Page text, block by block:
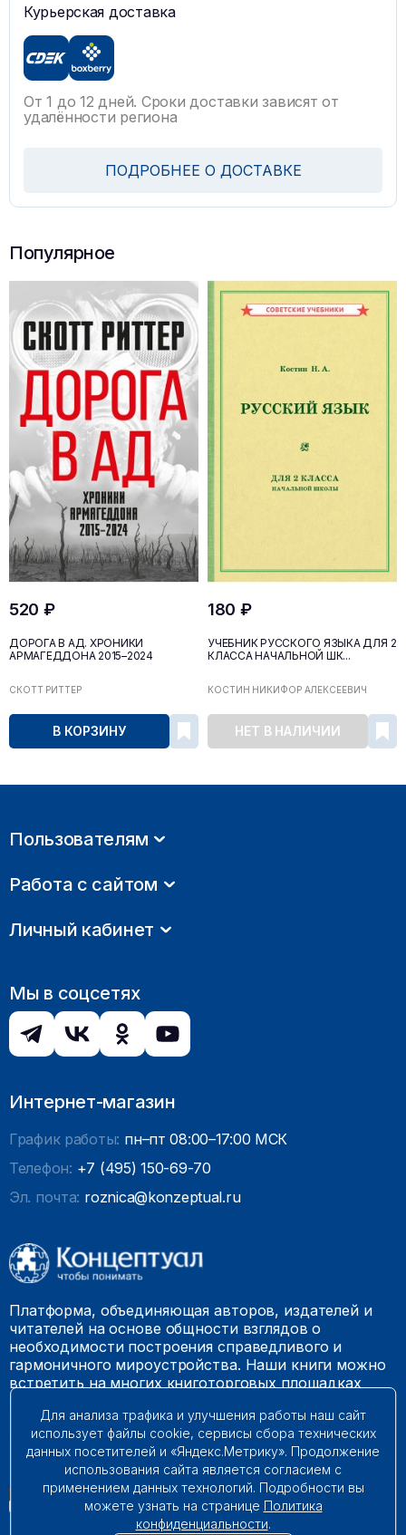
Курьерская доставка
От 1 до 12 дней. Сроки доставки зависят от
удалённости региона
ПОДРОБНЕЕ О ДОСТАВКЕ
Популярное
520 ₽
ДОРОГА В АД. ХРОНИКИ
АРМАГЕДДОНА 2015–2024
СКОТТ РИТТЕР
В КОРЗИНУ
180 ₽
УЧЕБНИК РУССКОГО ЯЗЫКА ДЛЯ 2
КЛАССА НАЧАЛЬНОЙ ШК...
КОСТИН НИКИФОР АЛЕКСЕЕВИЧ
НЕТ В НАЛИЧИИ
Пользователям
Работа с сайтом
Личный кабинет
Мы в соцсетях
Интернет-магазин
График работы: пн–пт 08:00–17:00 МСК
Телефон: +7 (495) 150-69-70
Эл. почта: roznica@konzeptual.ru
Платформа, объединяющая авторов, издателей и
читателей на основе общности взглядов о
необходимости построения справедливого и
гармоничного мироустройства. Наши книги можно
встретить на многих книготорговых площадках
© 2009 – 2026. Все права защищены.
Для анализа трафика и улучшения работы наш сайт
использует файлы cookie, сервисы сбора технических
данных посетителей и «Яндекс.Метрику». Продолжение
использования сайта является согласием с
применением данных технологий. Подробности вы
можете узнать на странице Политика
конфиденциальности.